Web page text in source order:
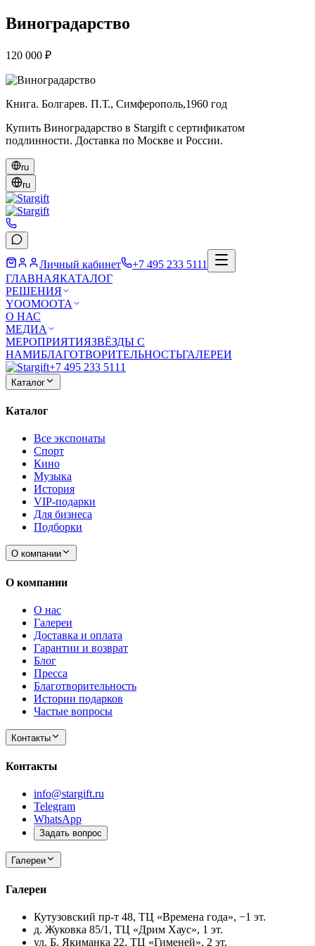
Виноградарство
120 000 ₽
Книга. Болгарев. П.Т., Симферополь,1960 год
Купить Виноградарство в Stargift с сертификатом
подлинности. Доставка по Москве и России.
ru
ru
Личный кабинет
+7 495 233 5111
ГЛАВНАЯКАТАЛОГ
РЕШЕНИЯ
YOOMOOTA
О НАС
МЕДИА
МЕРОПРИЯТИЯЗВЁЗДЫ С
НАМИБЛАГОТВОРИТЕЛЬНОСТЬГАЛЕРЕИ
+7 495 233 5111
Каталог
Каталог
Все экспонаты
Спорт
Кино
Музыка
История
VIP-подарки
Для бизнеса
Подборки
О компании
О компании
О нас
Галереи
Доставка и оплата
Гарантии и возврат
Блог
Пресса
Благотворительность
Истории подарков
Частые вопросы
Контакты
Контакты
info@stargift.ru
Telegram
WhatsApp
Задать вопрос
Галереи
Галереи
Кутузовский пр-т 48, ТЦ «Времена года», −1 эт.
д. Жуковка 85/1, ТЦ «Дрим Хаус», 1 эт.
ул. Б. Якиманка 22, ТЦ «Гименей», 2 эт.